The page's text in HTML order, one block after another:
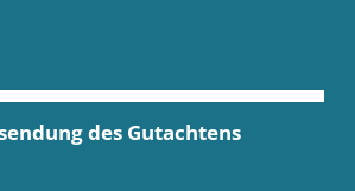
des Gutachtens